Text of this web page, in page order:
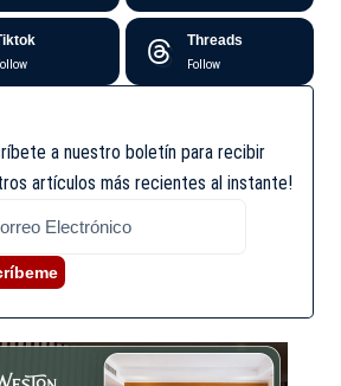
Threads
Follow
a nuestro boletín para recibir
artículos más recientes al instante!